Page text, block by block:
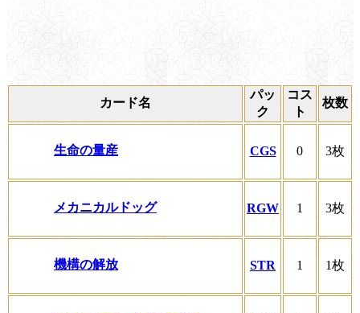
カード名
パッ
ク
コス
ト
枚数
生命の量産 CGS 0 3枚
メカニカルドッグ RGW 1 3枚
機構の解放 STR 1 1枚